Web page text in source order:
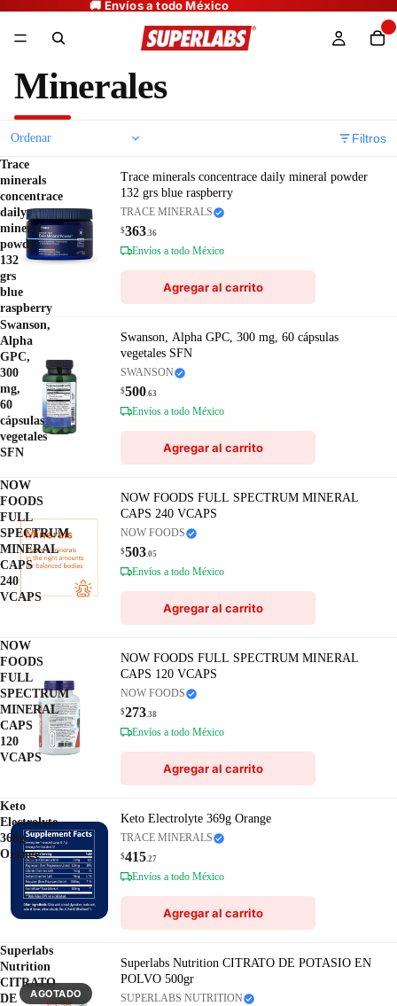
Minerales
Filtros
Trace
minerals
concentrace
daily
mineral
powder
132
grs
blue
raspberry
Trace minerals concentrace daily mineral powder
132 grs blue raspberry
TRACE MINERALS
$363.36
Envíos a todo México
Agregar al carrito
Swanson,
Alpha
GPC,
300
mg,
60
cápsulas
vegetales
SFN
Swanson, Alpha GPC, 300 mg, 60 cápsulas
vegetales SFN
SWANSON
$500.63
Envíos a todo México
Agregar al carrito
NOW
FOODS
FULL
SPECTRUM
MINERAL
CAPS
240
VCAPS
NOW FOODS FULL SPECTRUM MINERAL
CAPS 240 VCAPS
NOW FOODS
$503.05
Envíos a todo México
Agregar al carrito
NOW
FOODS
FULL
SPECTRUM
MINERAL
CAPS
120
VCAPS
NOW FOODS FULL SPECTRUM MINERAL
CAPS 120 VCAPS
NOW FOODS
$273.38
Envíos a todo México
Agregar al carrito
Keto
Electrolyte
369g
Orange
Keto Electrolyte 369g Orange
TRACE MINERALS
$415.27
Envíos a todo México
Agregar al carrito
Superlabs
Nutrition
CITRATO
DE
AGOTADO
Superlabs Nutrition CITRATO DE POTASIO EN
POLVO 500gr
SUPERLABS NUTRITION